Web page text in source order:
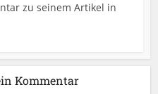
zu seinem Artikel in
Kommentar